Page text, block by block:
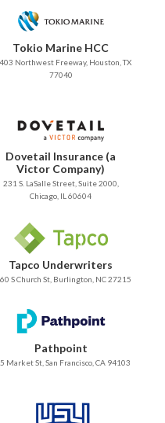
Tokio Marine HCC
Northwest Freeway, Houston, TX
77040
Dovetail Insurance (a
Victor Company)
231 S. LaSalle Street, Suite 2000,
Chicago, IL 60604
Tapco Underwriters
S Church St, Burlington, NC 27215
Pathpoint
Market St, San Francisco, CA 94103